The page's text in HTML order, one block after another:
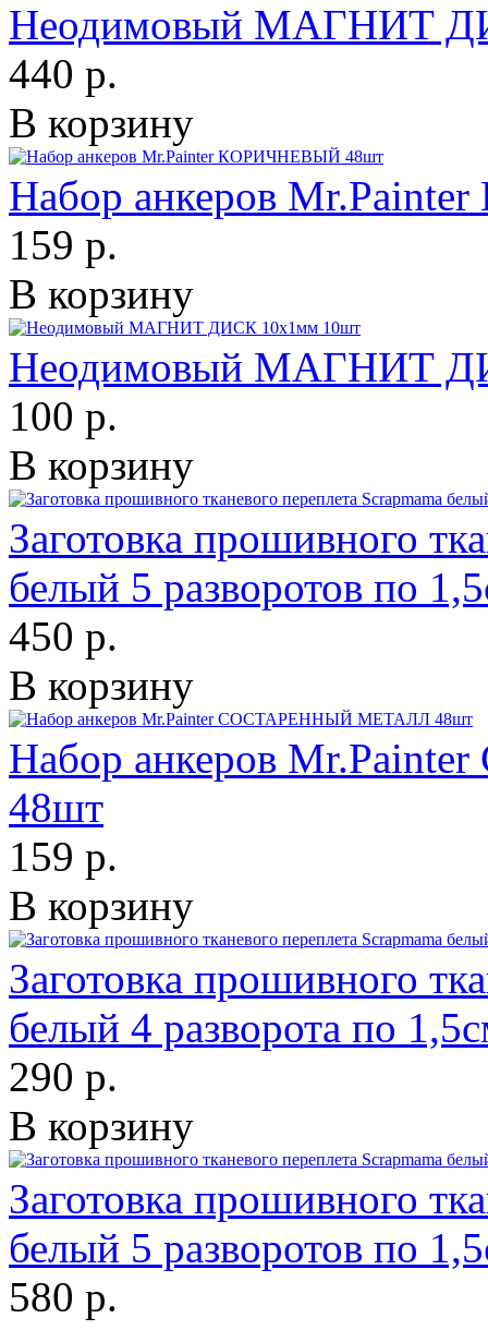
Неодимовый МАГНИТ
440 р.
В корзину
Набор анкеров
159 р.
В корзину
Неодимовый МАГНИТ
100 р.
В корзину
Заготовка прошивного
белый 5 разворотов по
450 р.
В корзину
Набор анкеров
48шт
159 р.
В корзину
Заготовка прошивного
белый 4 разворота по
290 р.
В корзину
Заготовка прошивного
белый 5 разворотов по
580 р.